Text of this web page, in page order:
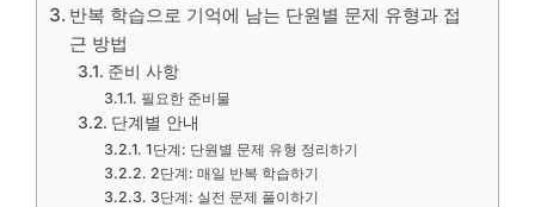
반복 학습으로 기억에 남는 단원별 문제 유형과 접
근 방법
준비 사항
필요한 준비물
단계별 안내
1단계: 단원별 문제 유형 정리하기
2단계: 매일 반복 학습하기
3단계: 실전 문제 풀이하기